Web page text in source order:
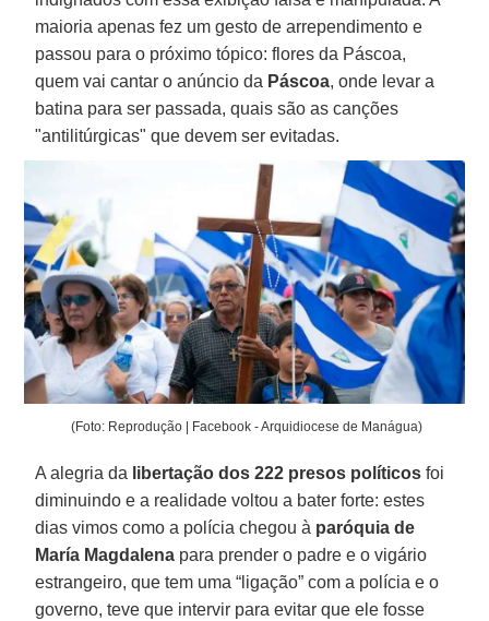
maioria apenas fez um gesto de arrependimento e
passou para o próximo tópico: flores da Páscoa,
quem vai cantar o anúncio da Páscoa, onde levar a
batina para ser passada, quais são as canções
"antilitúrgicas" que devem ser evitadas.
(Foto: Reprodução | Facebook - Arquidiocese de Manágua)
A alegria da libertação dos 222 presos políticos foi
diminuindo e a realidade voltou a bater forte: estes
dias vimos como a polícia chegou à paróquia de
María Magdalena para prender o padre e o vigário
estrangeiro, que tem uma “ligação” com a polícia e o
governo, teve que intervir para evitar que ele fosse